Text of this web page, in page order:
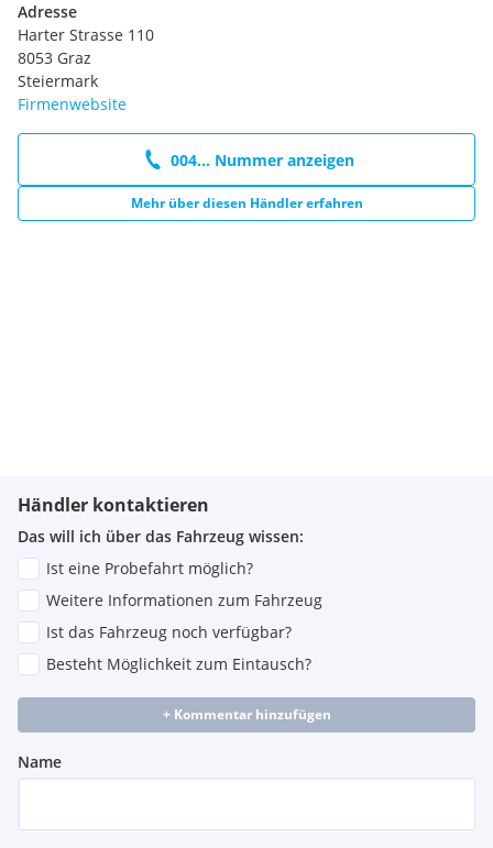
Adresse
Harter Strasse 110
8053 Graz
Steiermark
Firmenwebsite
004... Nummer anzeigen
Mehr über diesen Händler erfahren
Händler kontaktieren
Das will ich über das Fahrzeug wissen:
Ist eine Probefahrt möglich?
Weitere Informationen zum Fahrzeug
Ist das Fahrzeug noch verfügbar?
Besteht Möglichkeit zum Eintausch?
+ Kommentar hinzufügen
Name